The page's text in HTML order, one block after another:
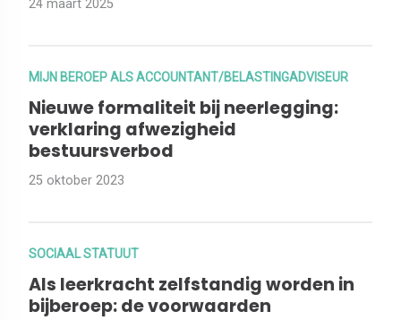
24 maart 2025
MIJN BEROEP ALS ACCOUNTANT/BELASTINGADVISEUR
Nieuwe formaliteit bij neerlegging:
verklaring afwezigheid
bestuursverbod
25 oktober 2023
SOCIAAL STATUUT
Als leerkracht zelfstandig worden in
bijberoep: de voorwaarden